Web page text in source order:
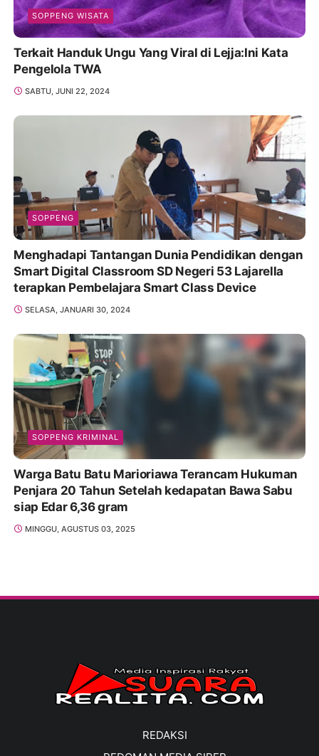
SOPPENG WISATA
Terkait Handuk Ungu Yang Viral di Lejja:Ini Kata
Pengelola TWA
SABTU, JUNI 22, 2024
SOPPENG
Menghadapi Tantangan Dunia Pendidikan dengan
Smart Digital Classroom SD Negeri 53 Lajarella
terapkan Pembelajara Smart Class Device
SELASA, JANUARI 30, 2024
SOPPENG KRIMINAL
Warga Batu Batu Marioriawa Terancam Hukuman
Penjara 20 Tahun Setelah kedapatan Bawa Sabu
siap Edar 6,36 gram
MINGGU, AGUSTUS 03, 2025
REDAKSI